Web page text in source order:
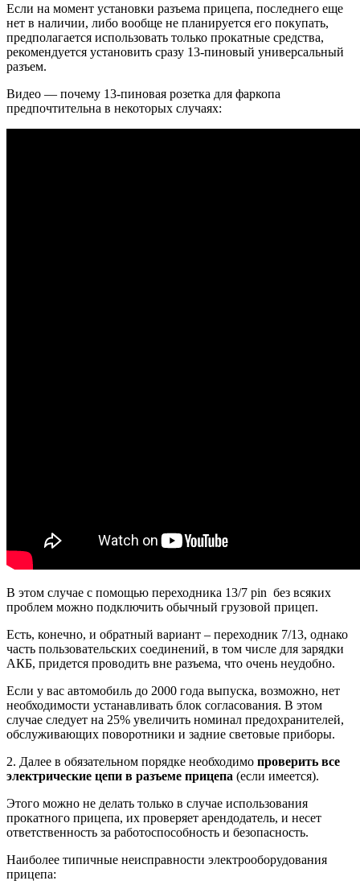
Если на момент установки разъема прицепа, последнего еще
нет в наличии, либо вообще не планируется его покупать,
предполагается использовать только прокатные средства,
рекомендуется установить сразу 13-пиновый универсальный
разъем.
Видео — почему 13-пиновая розетка для фаркопа
предпочтительна в некоторых случаях:
В этом случае с помощью переходника 13/7 pin без всяких
проблем можно подключить обычный грузовой прицеп.
Есть, конечно, и обратный вариант – переходник 7/13, однако
часть пользовательских соединений, в том числе для зарядки
АКБ, придется проводить вне разъема, что очень неудобно.
Если у вас автомобиль до 2000 года выпуска, возможно, нет
необходимости устанавливать блок согласования. В этом
случае следует на 25% увеличить номинал предохранителей,
обслуживающих поворотники и задние световые приборы.
2. Далее в обязательном порядке необходимо проверить все
электрические цепи в разъеме прицепа (если имеется).
Этого можно не делать только в случае использования
прокатного прицепа, их проверяет арендодатель, и несет
ответственность за работоспособность и безопасность.
Наиболее типичные неисправности электрооборудования
прицепа: